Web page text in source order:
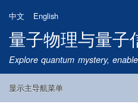
要
中文 English
量子物理与量子
Explore quantum mystery,
Main
显示主导航菜单